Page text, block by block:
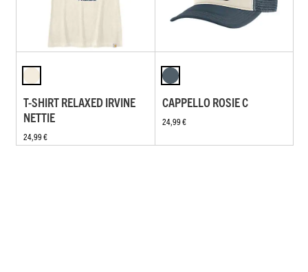
T-SHIRT RELAXED IRVINE
NETTIE
24,99 €
CAPPELLO ROSIE C
24,99 €